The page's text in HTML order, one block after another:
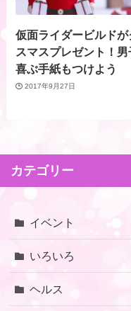
仮面ライダービルドが
スマスプレゼント！男
喜ぶ手紙もつけよう
2017年9月27日
カテゴリー
イベント
いろいろ
ヘルス